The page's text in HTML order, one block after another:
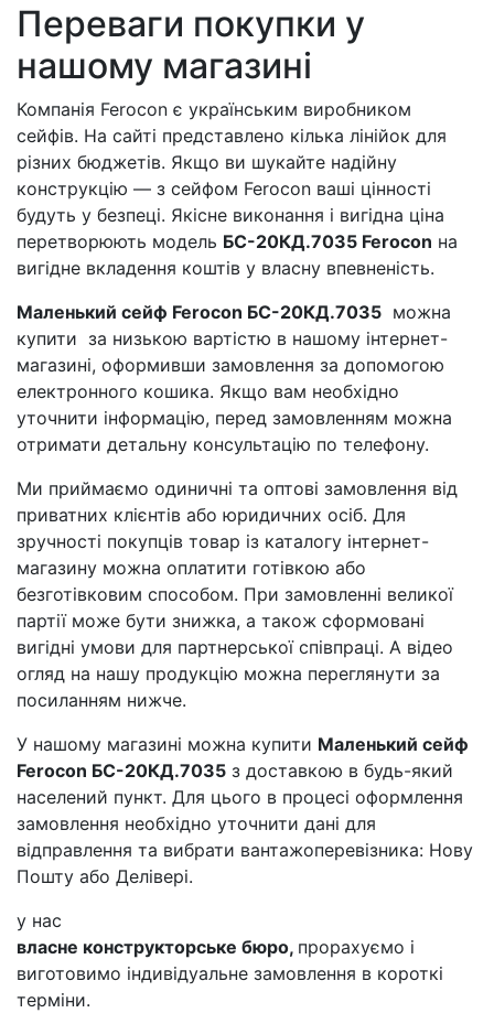
Переваги покупки у
нашому магазині
Компанія Ferocon є українським виробником
сейфів. На сайті представлено кілька лінійок для
різних бюджетів. Якщо ви шукайте надійну
конструкцію — з сейфом Ferocon ваші цінності
будуть у безпеці. Якісне виконання і вигідна ціна
перетворюють модель БС-20КД.7035 Ferocon на
вигідне вкладення коштів у власну впевненість.
Маленький сейф Ferocon БС-20КД.7035 можна
купити за низькою вартістю в нашому інтернет-
магазині, оформивши замовлення за допомогою
електронного кошика. Якщо вам необхідно
уточнити інформацію, перед замовленням можна
отримати детальну консультацію по телефону.
Ми приймаємо одиничні та оптові замовлення від
приватних клієнтів або юридичних осіб. Для
зручності покупців товар із каталогу інтернет-
магазину можна оплатити готівкою або
безготівковим способом. При замовленні великої
партії може бути знижка, а також сформовані
вигідні умови для партнерської співпраці. А відео
огляд на нашу продукцію можна переглянути за
посиланням нижче.
У нашому магазині можна купити Маленький сейф
Ferocon БС-20КД.7035 з доставкою в будь-який
населений пункт. Для цього в процесі оформлення
замовлення необхідно уточнити дані для
відправлення та вибрати вантажоперевізника: Нову
Пошту або Делівері.
у нас
власне конструкторське бюро, прорахуємо і
виготовимо індивідуальне замовлення в короткі
терміни.